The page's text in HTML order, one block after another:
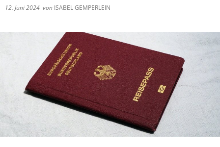
12. Juni 2024 von ISABEL GEMPERLEIN